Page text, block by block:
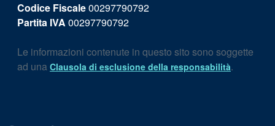
Codice Fiscale00297790792
Partita IVA 00297790792
Le informazioni contenute in questo sito sono soggette
ad una Clausola di esclusione della responsabilità.